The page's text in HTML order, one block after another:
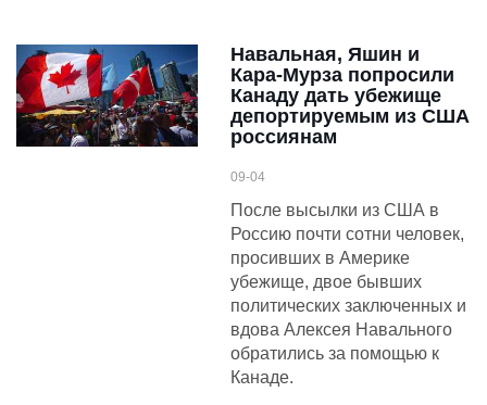
Навальная, Яшин и
Кара-Мурза попросили
Канаду дать убежище
депортируемым из США
россиянам
09-04
После высылки из США в
Россию почти сотни человек,
просивших в Америке
убежище, двое бывших
политических заключенных и
вдова Алексея Навального
обратились за помощью к
Канаде.